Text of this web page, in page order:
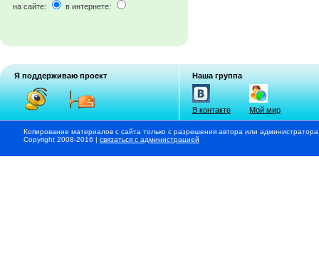
на сайте: в интернете:
Я поддерживаю проект Наша группа
В контакте Мой мир
Копирование материалов с сайта только с разрешения автора или
Copyright 2008-2016 | связаться с администрацией